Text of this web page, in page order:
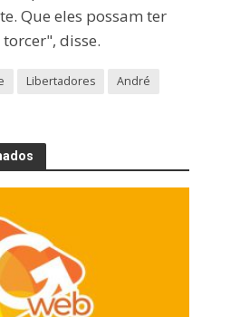
Que eles possam ter
disse.
Libertadores
André